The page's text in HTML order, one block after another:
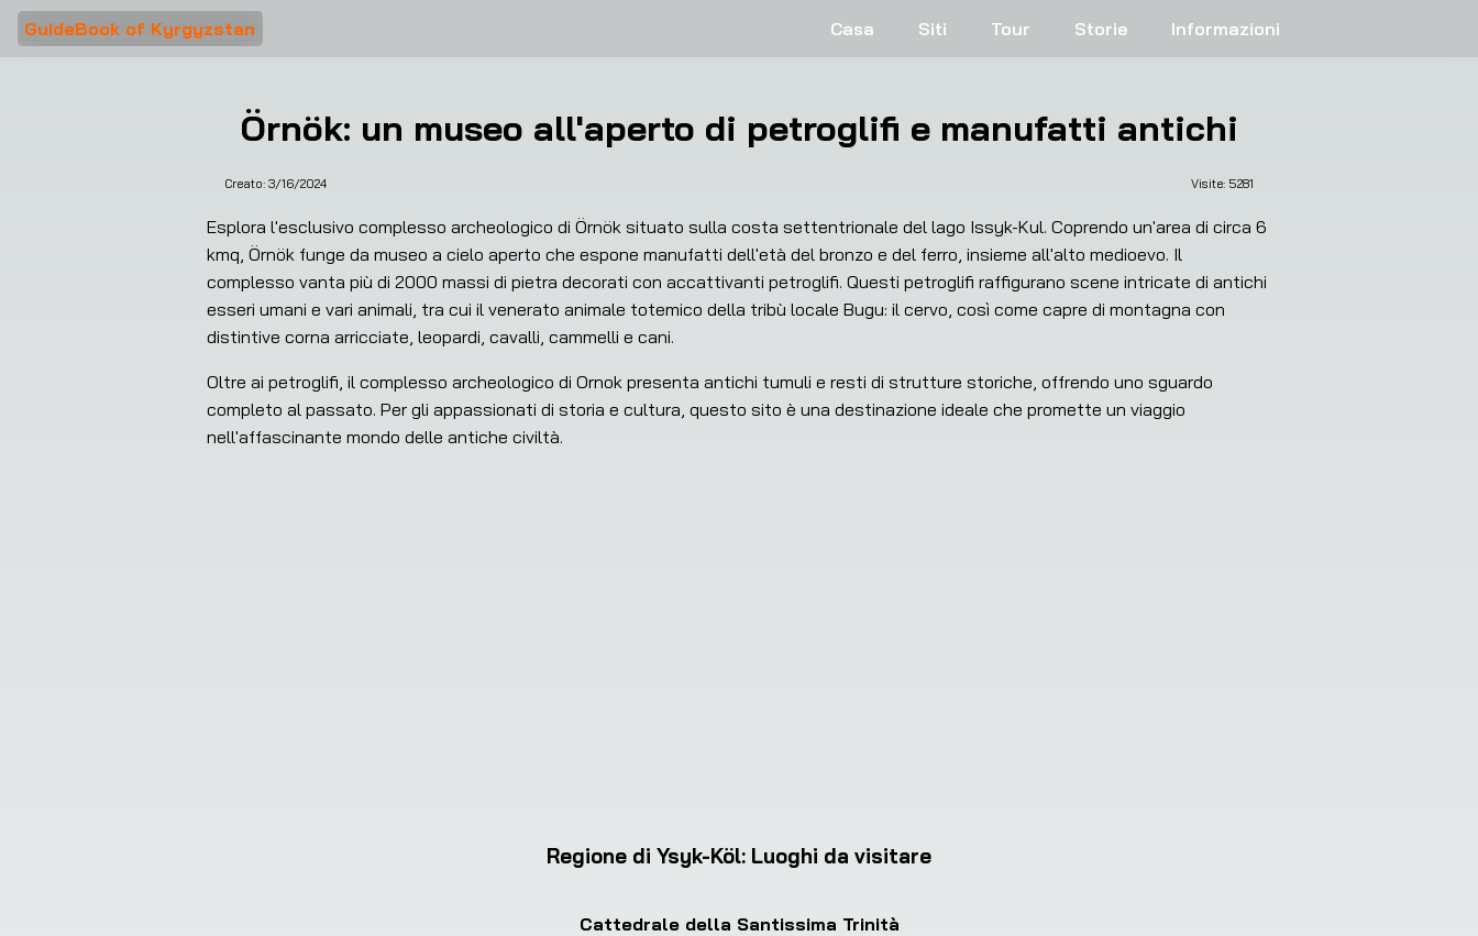
GuideBook of Kyrgyzstan Casa Siti Tour Storie Informazioni
Örnök: un museo all'aperto di petroglifi e manufatti antichi
Creato: 3/16/2024 Visite: 5281
Esplora l'esclusivo complesso archeologico di Örnök situato sulla costa settentrionale del lago Issyk-Kul. Coprendo un'area di circa 6
kmq, Örnök funge da museo a cielo aperto che espone manufatti dell'età del bronzo e del ferro, insieme all'alto medioevo. Il
complesso vanta più di 2000 massi di pietra decorati con accattivanti petroglifi. Questi petroglifi raffigurano scene intricate di antichi
esseri umani e vari animali, tra cui il venerato animale totemico della tribù locale Bugu: il cervo, così come capre di montagna con
distintive corna arricciate, leopardi, cavalli, cammelli e cani.
Oltre ai petroglifi, il complesso archeologico di Ornok presenta antichi tumuli e resti di strutture storiche, offrendo uno sguardo
completo al passato. Per gli appassionati di storia e cultura, questo sito è una destinazione ideale che promette un viaggio
nell'affascinante mondo delle antiche civiltà.
Regione di Ysyk-Köl: Luoghi da visitare
Cattedrale della Santissima Trinità